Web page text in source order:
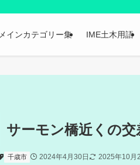
メインカテゴリー集 IME土木用語
サーモン橋近くの交
千歳市 2024年4月30日 2025年10月